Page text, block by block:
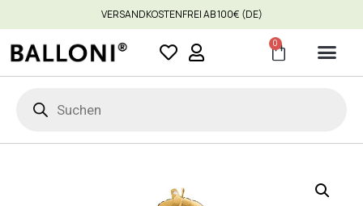
VERSANDKOSTENFREI AB 100€ (DE)
0